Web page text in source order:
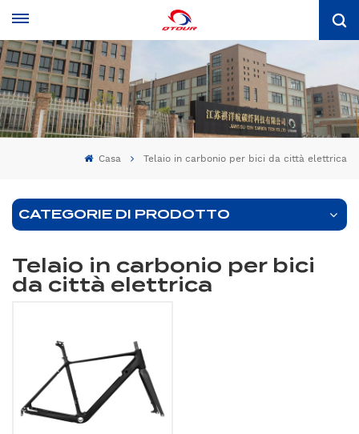
Casa Telaio in carbonio per bici da città elettrica
CATEGORIE DI PRODOTTO
Telaio in carbonio per bici
da città elettrica